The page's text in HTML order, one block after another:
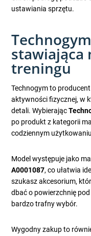
ustawiania sprzętu.
stawiająca
treningu
Technogym to
aktywności fizycznej, w
detali. Wybierając
po produkt z kategorii
codziennym
Model występuje jako
A0001087, co ułatwia
szukasz akcesorium,
dbać o powierzchnię
bardzo trafny wybór.
Wygodny zakup to